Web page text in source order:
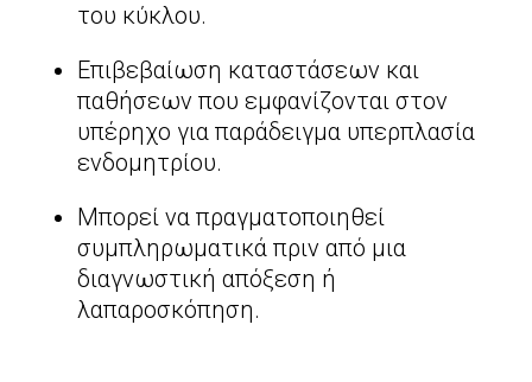
του κύκλου.
Επιβεβαίωση καταστάσεων και
παθήσεων που εμφανίζονται στον
υπέρηχο για παράδειγμα υπερπλασία
ενδομητρίου.
Μπορεί να πραγματοποιηθεί
συμπληρωματικά πριν από μια
διαγνωστική απόξεση ή
λαπαροσκόπηση.